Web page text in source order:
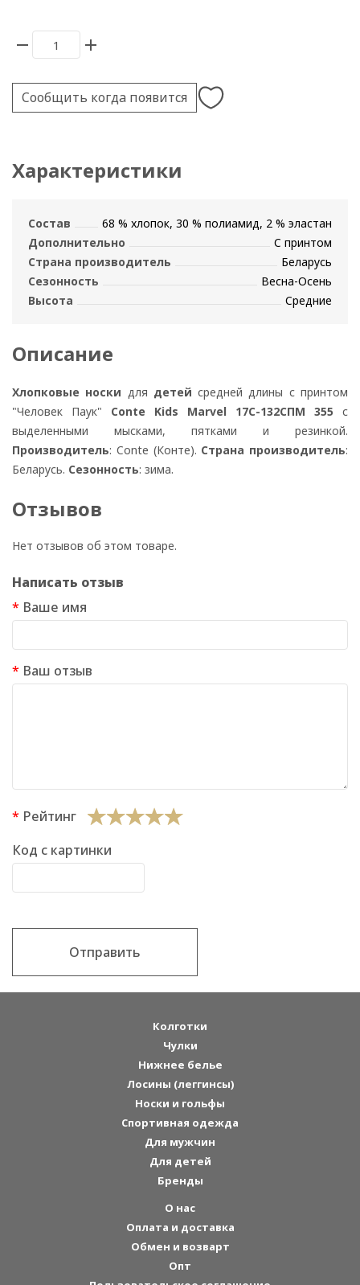
Сообщить когда появится
Характеристики
Состав
68 % хлопок, 30 % полиамид, 2 % эластан
Дополнительно
С принтом
Страна производитель
Беларусь
Сезонность
Весна-Осень
Высота
Средние
Описание
Хлопковые носки для детейсредней длины с принтом
"Человек Паук" Conte Kids Marvel 17С-132СПМ 355 с
выделенными мысками, пятками и резинкой.
Производитель: Conte (Конте). Страна производитель:
Беларусь. Сезонность: зима.
Отзывов
Нет отзывов об этом товаре.
Написать отзыв
Ваше имя
Ваш отзыв
Рейтинг
Код с картинки
Отправить
Колготки
Чулки
Нижнее белье
Лосины (леггинсы)
Носки и гольфы
Спортивная одежда
Для мужчин
Для детей
Бренды
О нас
Оплата и доставка
Обмен и возварт
Опт